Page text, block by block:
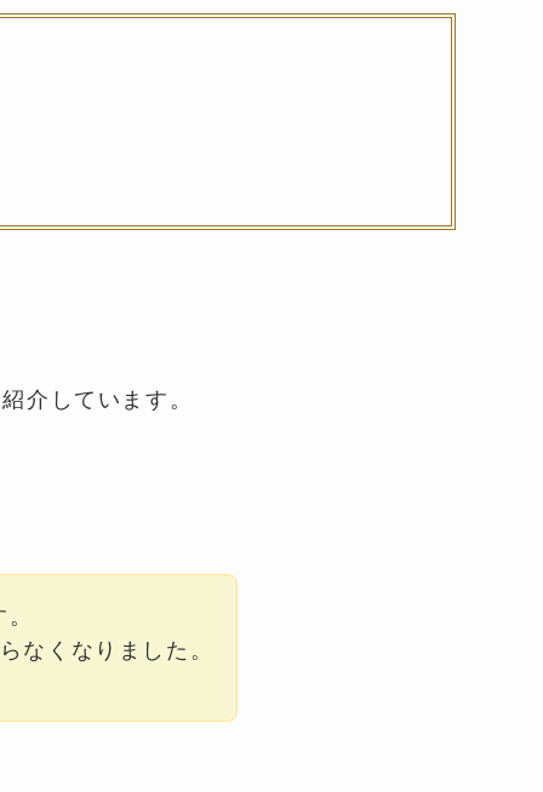
介しています。
なくなりました。